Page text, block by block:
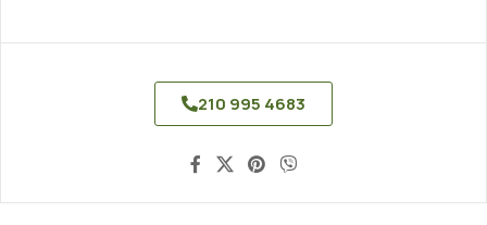
210 995 4683